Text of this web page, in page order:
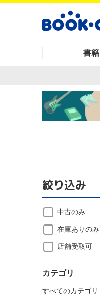
書籍
絞り込み
中古のみ
在庫ありのみ
店舗受取可
カテゴリ
すべてのカテゴリ